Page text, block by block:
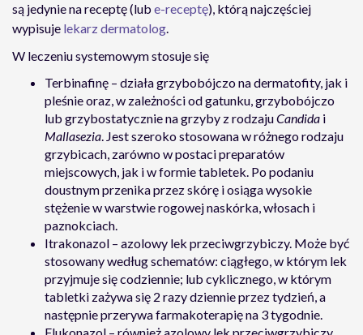
są jedynie na receptę (lub e-receptę), którą najczęściej
wypisuje lekarz dermatolog.
W leczeniu systemowym stosuje się
Terbinafinę – działa grzybobójczo na dermatofity, jak i
pleśnie oraz, w zależności od gatunku, grzybobójczo
lub grzybostatycznie na grzyby z rodzajuCandida i
Mallasezia. Jest szeroko stosowana w różnego rodzaju
grzybicach, zarówno w postaci preparatów
miejscowych, jak i w formie tabletek. Po podaniu
doustnym przenika przez skórę i osiąga wysokie
stężenie w warstwie rogowej naskórka, włosach i
paznokciach.
Itrakonazol – azolowy lek przeciwgrzybiczy. Może być
stosowany według schematów: ciągłego, w którym lek
przyjmuje się codziennie; lub cyklicznego, w którym
tabletki zażywa się 2 razy dziennie przez tydzień, a
następnie przerywa farmakoterapię na 3 tygodnie.